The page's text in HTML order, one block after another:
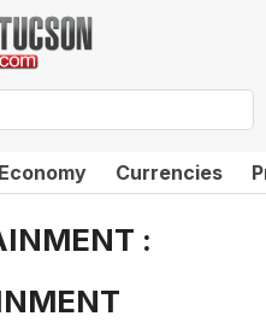
Economy Currencies
: